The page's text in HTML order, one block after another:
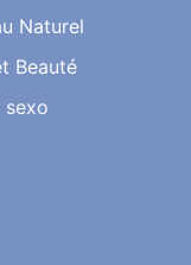
Naturel
Beauté
sexo